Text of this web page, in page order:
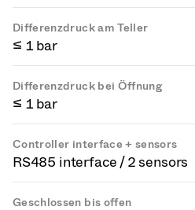
Differenzdruck am Teller
≤ 1 bar
Differenzdruck bei Öffnung
≤ 1 bar
Controller interface + sensors
RS485 interface / 2 sensors
Geschlossen bis offen